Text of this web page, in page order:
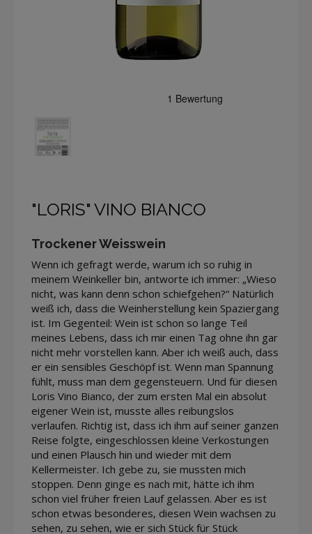
"LORIS" VINO BIANCO
Trockener Weisswein
Wenn ich gefragt werde, warum ich so ruhig in
meinem Weinkeller bin, antworte ich immer: „Wieso
nicht, was kann denn schon schiefgehen?“ Natürlich
weiß ich, dass die Weinherstellung kein Spaziergang
ist. Im Gegenteil: Wein ist schon so lange Teil
meines Lebens, dass ich mir einen Tag ohne ihn gar
nicht mehr vorstellen kann. Aber ich weiß auch, dass
er ein sensibles Geschöpf ist. Wenn man Spannung
fühlt, muss man dem gegensteuern. Und für diesen
Loris Vino Bianco, der zum ersten Mal ein absolut
eigener Wein ist, musste alles reibungslos
verlaufen. Richtig ist, dass ich ihm auf seiner ganzen
Reise folgte, eingeschlossen kleine Verkostungen
und einen Plausch hin und wieder mit dem
Kellermeister. Ich gebe zu, sie mussten mich
stoppen. Denn ginge es nach mit, hätte ich ihm
schon viel früher freien Lauf gelassen. Aber es ist
schon etwas besonderes, diesen Wein wachsen zu
sehen, zu sehen, wie er sich Stück für Stück